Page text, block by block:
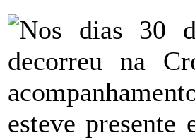
Nos dias 30
decorreu na
esteve presente